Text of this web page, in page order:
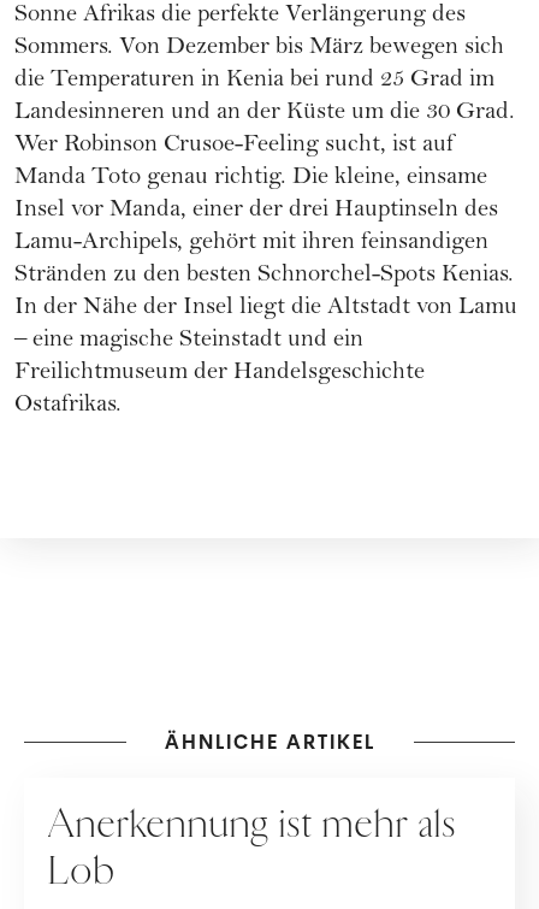
Sonne Afrikas die perfekte Verlängerung des
Sommers. Von Dezember bis März bewegen sich
die Temperaturen in Kenia bei rund 25 Grad im
Landesinneren und an der Küste um die 30 Grad.
Wer Robinson Crusoe-Feeling sucht, ist auf
Manda Toto genau richtig. Die kleine, einsame
Insel vor Manda, einer der drei Hauptinseln des
Lamu-Archipels, gehört mit ihren feinsandigen
Stränden zu den besten Schnorchel-Spots Kenias.
In der Nähe der Insel liegt die Altstadt von Lamu
– eine magische Steinstadt und ein
Freilichtmuseum der Handelsgeschichte
Ostafrikas.
ÄHNLICHE ARTIKEL
Anerkennung ist mehr als
Lob